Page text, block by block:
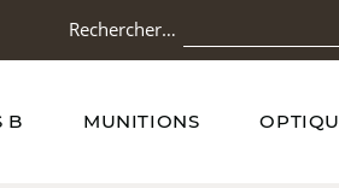
Rechercher…
B MUNITIONS